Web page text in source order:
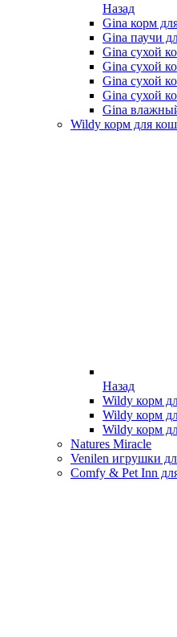
Назад
Gina корм
Gina паучи
Gina сухой
Gina сухой
Gina сухой
Gina сухой
Gina
Wildy корм для
Назад
Wildy корм
Wildy корм
Wildy корм
Natures Miracle
Venilen игрушки
Comfy & Pet Inn